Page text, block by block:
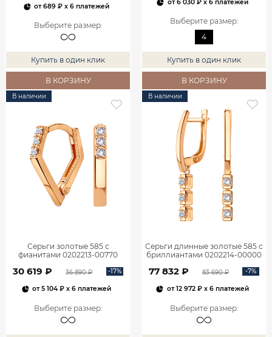
от689 ₽ x 6 платежей
Выберите размер:
Купить в один клик
В КОРЗИНУ
от6 030 ₽x 6 платежей
Выберите размер:
4
Купить в один клик
В КОРЗИНУ
В наличии
Серьги золотые 585 с
фианитами 0202213-00770
30 619 ₽ 36 890 ₽ -17%
от5 104 ₽ x 6 платежей
Выберите размер:
В наличии
Серьги длинные золотые 585 с
бриллиантами 0202214-00000
77 832 ₽ 83 690 ₽ -7%
от12 972 ₽x 6 платежей
Выберите размер: